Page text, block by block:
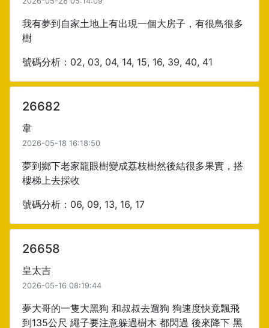
我有夢到自家土地上有出現一個大房子，有很鳥很多
樹
號碼分析：02, 03, 04, 14, 15, 16, 39, 40, 41
26682
韋
2026-05-18 16:18:50
夢到鄉下老家龍眼樹變成荔枝樹然後結很多果實，搭
樓梯上去採收
號碼分析：06, 09, 13, 16, 17
26658
皇太吉
2026-05-16 08:19:44
夢大哥的一隻大黑狗 和叔叔去遛狗 狗速度快竟飄飛
到135公尺 繩子要注意躲過樹木 都閃過 後來降下 黑